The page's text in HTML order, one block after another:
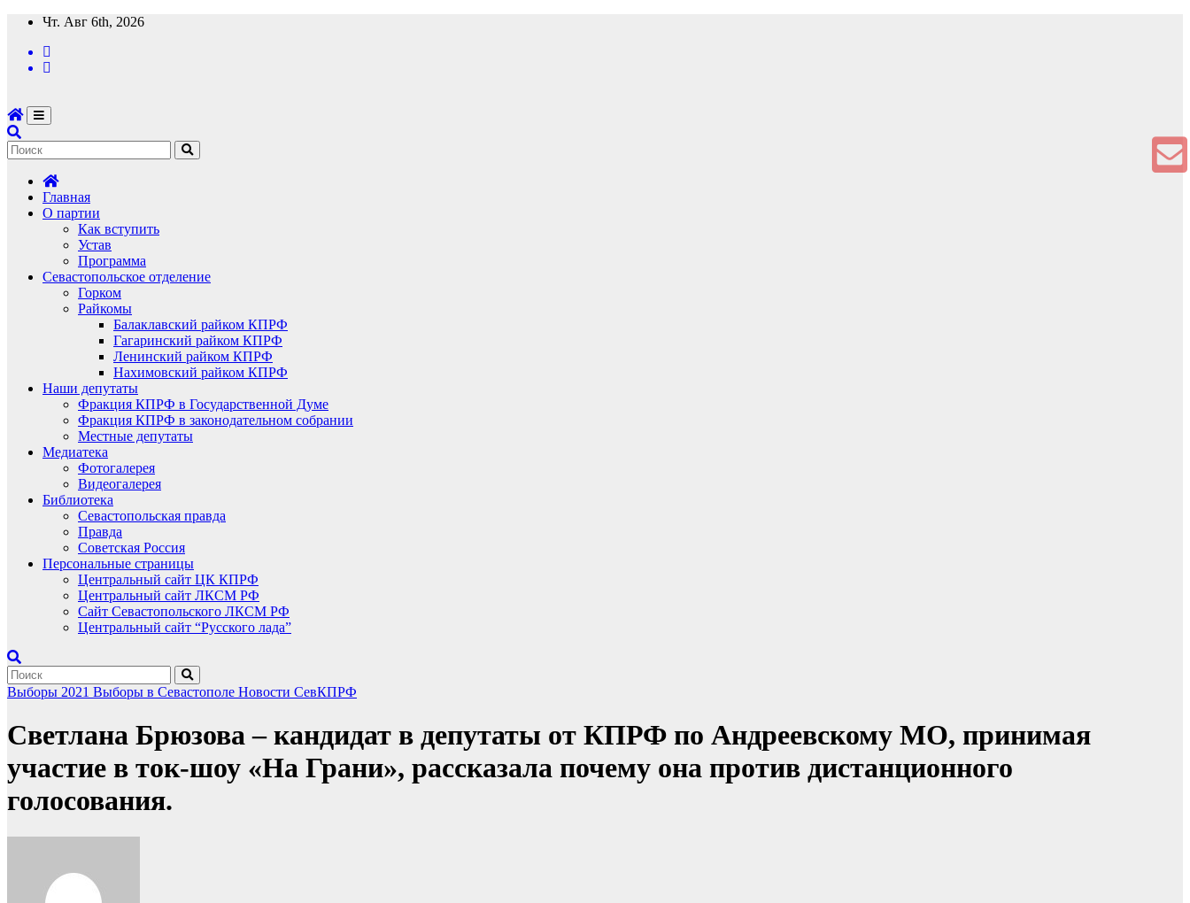
Перейти
содержимому
Чт. Авг 6th, 2026
Главная
О партии
Как вступить
Устав
Программа
Севастопольское отделение
Горком
Райкомы
Балаклавский райком КПРФ
Гагаринский райком КПРФ
Ленинский райком КПРФ
Нахимовский райком КПРФ
Наши депутаты
Фракция КПРФ в Государственной Думе
Фракция КПРФ в законодательном собрании
Местные депутаты
Медиатека
Фотогалерея
Видеогалерея
Библиотека
Севастопольская правда
Правда
Советская Россия
Персональные страницы
Центральный сайт ЦК КПРФ
Центральный сайт ЛКСМ РФ
Сайт Севастопольского ЛКСМ РФ
Центральный сайт “Русского лада”
Выборы 2021 Выборы в Севастополе Новости СевКПРФ
Светлана Брюзова – кандидат в депутаты от КПРФ по Андреевскому МО, принимая
участие в ток-шоу «На Грани», рассказала почему она против дистанционного
голосования.